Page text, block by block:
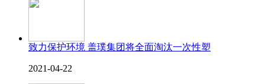
致力保护环境 盖璞集团将全面淘汰一次性塑
2021-04-22